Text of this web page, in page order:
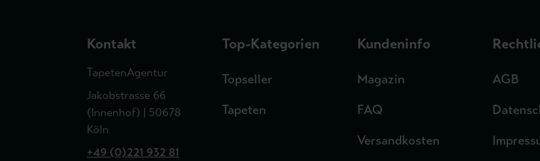
Kontakt
TapetenAgentur
Jakobstrasse 66
(Innenhof) | 50678
Köln
+49 (0)221 932 81
Top-Kategorien
Topseller
Tapeten
Kundeninfo
Magazin
FAQ
Versandkosten
AGB